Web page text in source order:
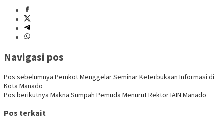
Navigasi pos
Pos sebelumnya Pemkot Menggelar Seminar Keterbukaan Informasi di
Kota Manado
Pos berikutnya Makna Sumpah Pemuda Menurut Rektor IAIN Manado
Pos terkait